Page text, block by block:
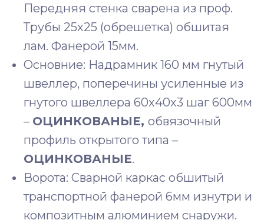
Передняя стенка сварена из проф.
Трубы 25х25 (обрешетка) обшитая
лам. Фанерой 15мм.
Основние: Надрамник 160 мм гнутый
швеллер, поперечины усиленные из
гнутого швеллера 60х40х3 шаг 600мм
– ОЦИНКОВАНЫЕ, обвязочный
профиль открытого типа –
ОЦИНКОВАНЫЕ.
Ворота: Сварной каркас обшитый
транспортной фанерой 6мм изнутри и
композитным алюминием снаружи.